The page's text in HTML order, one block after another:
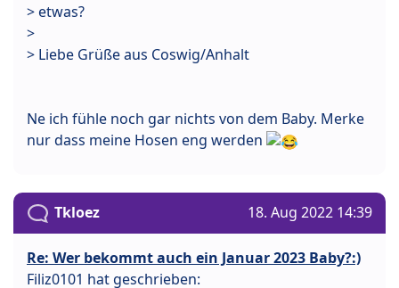
> etwas?
>
> Liebe Grüße aus Coswig/Anhalt
Ne ich fühle noch gar nichts von dem Baby. Merke
nur dass meine Hosen eng werden
Tkloez 18. Aug 2022 14:39
Re: Wer bekommt auch ein Januar 2023 Baby?:)
Filiz0101 hat geschrieben: